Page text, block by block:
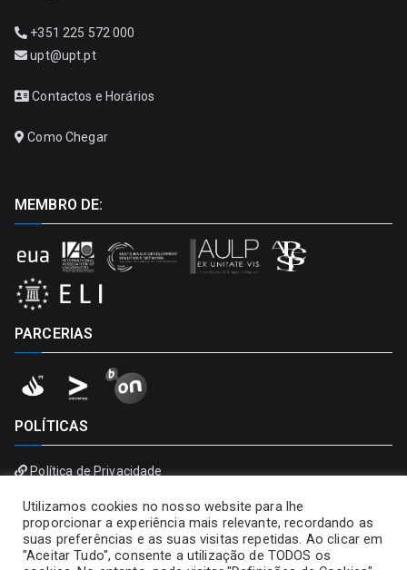
+351 225 572 000
upt@upt.pt
Contactos e Horários
Como Chegar
MEMBRO DE:
PARCERIAS
POLÍTICAS
Política de Privacidade
Utilizamos cookies no nosso website para lhe
proporcionar a experiência mais relevante, recordando as
suas preferências e as suas visitas repetidas. Ao clicar em
"Aceitar Tudo", consente a utilização de TODOS os